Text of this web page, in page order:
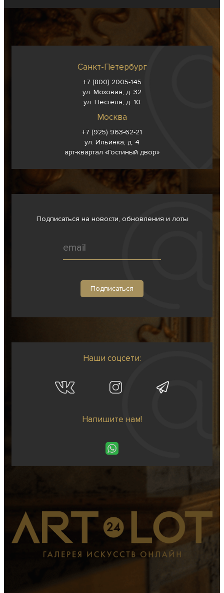
Санкт-Петербург
+7 (800) 2005-145
ул. Моховая, д. 32
ул. Пестеля, д. 10
Москва
+7 (925) 963-62-21
ул. Ильинка, д. 4
арт-квартал «Гостиный двор»
Подписаться на новости, обновления и лоты
Наши соцсети:
Напишите нам!